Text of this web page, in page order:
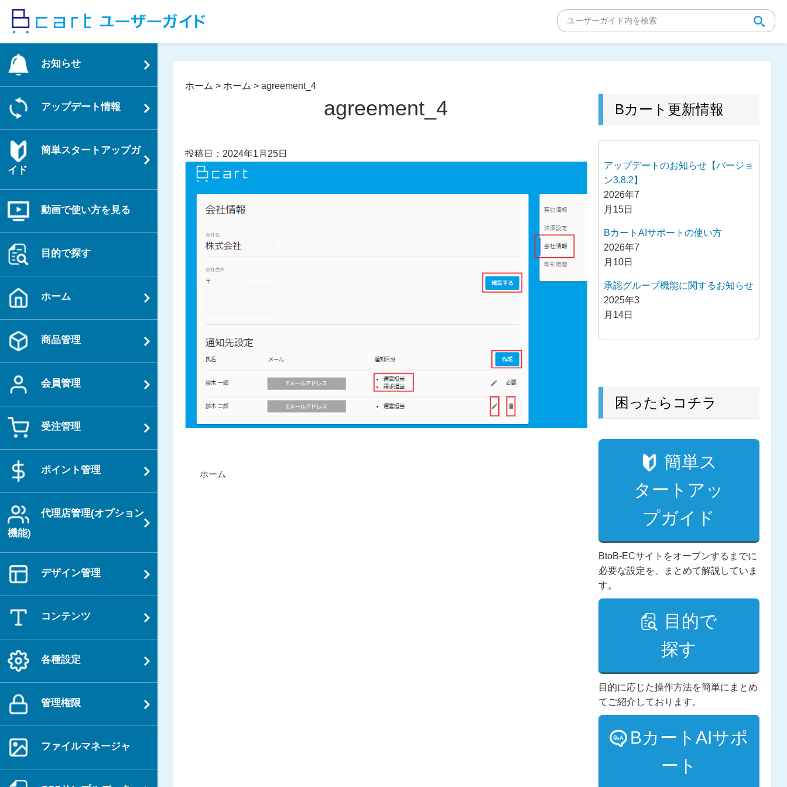
ッ
お知らせ
アップデート情報
簡単スタートアップガ
イド
動画で使い方を見る
目的で探す
ホーム
商品管理
会員管理
受注管理
ポイント管理
代理店管理(オプション
機能)
デザイン管理
コンテンツ
各種設定
管理権限
ファイルマネージャ
ホーム > ホーム >agreement_4
agreement_4
投稿日：2024年1月25日
過
ホーム
Bカート更新情報
アップデートのお知らせ【バージョ
ン3.8.2】
2026年7
月15日
BカートAIサポートの使い方
2026年7
月10日
承認グループ機能に関するお知らせ
2025年3
月14日
困ったらコチラ
簡単ス
タートアッ
プガイド
BtoB-ECサイトをオープンするまでに
必要な設定を、まとめて解説していま
す。
目的で
探す
目的に応じた操作方法を簡単にまとめ
てご紹介しております。
BカートAIサポ
ート